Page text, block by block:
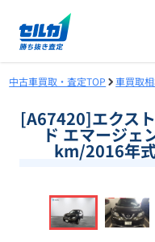
中古車買取・査定TOP 車買取
[A67420]エクス
ド エマージェ
km/2016年